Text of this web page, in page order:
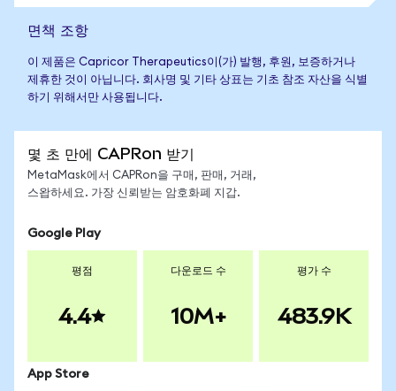
면책 조항
이 제품은 Capricor Therapeutics이(가) 발행, 후원, 보증하거나
제휴한 것이 아닙니다. 회사명 및 기타 상표는 기초 참조 자산을 식별
하기 위해서만 사용됩니다.
몇 초 만에 CAPRon 받기
MetaMask에서 CAPRon을 구매, 판매, 거래,
스왑하세요. 가장 신뢰받는 암호화폐 지갑.
Google Play
평점
4.4
다운로드 수
10M+
평가 수
483.9K
App Store